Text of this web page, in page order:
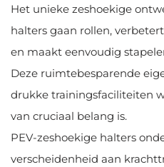
Het unieke zeshoekige
halters gaan rollen,
en maakt eenvoudig
Deze ruimtebesparende
drukke trainingsfaciliteiten
van cruciaal belang is.
PEV-zeshoekige halters
verscheidenheid aan